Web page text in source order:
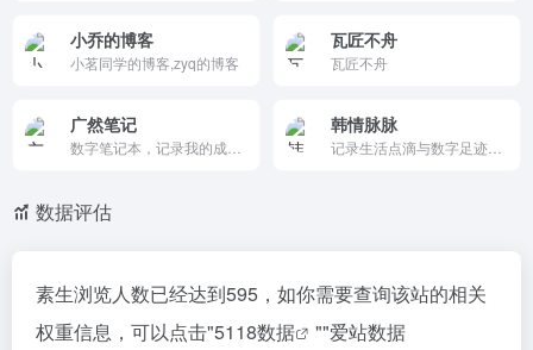
小乔的博客
小茗同学的博客,zyq的博客
瓦匠不舟
瓦匠不舟
广然笔记 韩情脉脉
数据评估
素生浏览人数已经达到595，如你需要查询该站的相关
权重信息，可以点击"5118数据 ""爱站数据